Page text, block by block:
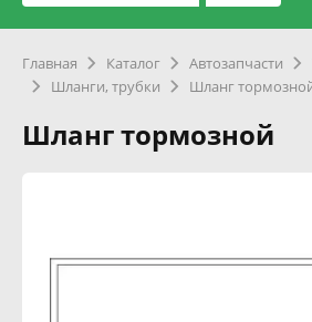
Главная Каталог Автозапчасти
Шланги, трубки
Шланг
Шланг тормозной